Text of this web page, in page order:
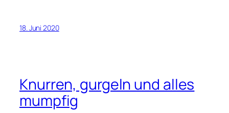
18. Juni 2020
Knurren, gurgeln und alles
mumpfig